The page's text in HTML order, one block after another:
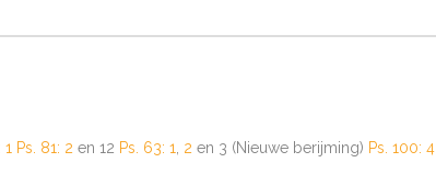
1 Ps. 81: 2 en 12 Ps. 63: 1 2 en 3 (Nieuwe berijming) Ps. 100: 4